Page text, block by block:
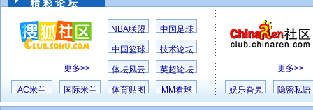
精 彩 论 坛
更多>>
NBA联盟 中国足球
中国篮球 技术论坛
体坛风云 英超论坛
AC米兰 国际米兰 体育贴图 MM看球
更多>>
娱乐旮旯 隐密私语